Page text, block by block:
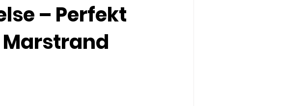
– Perfekt